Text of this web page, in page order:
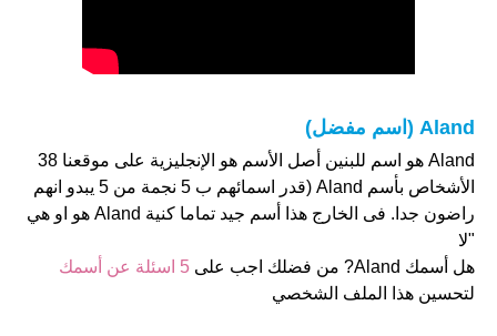
Aland (اسم مفضل)
Aland هو اسم للبنين أصل الأسم هو الإنجليزية على موقعنا 38
الأشخاص بأسم Aland (قدر اسمائهم ب 5 نجمة من 5 يبدو انهم
راضون جدا. فى الخارج هذا أسم جيد تماما كنية Aland هو او هي
"لا
هل أسمك Aland? من فضلك اجب على
5 اسئلة عن أسمك
لتحسين هذا الملف الشخصي